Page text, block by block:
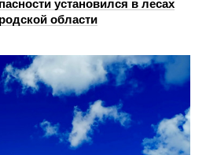
установился в лесах
области